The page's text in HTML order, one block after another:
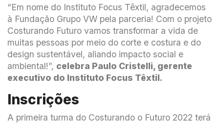
“Em nome do Instituto Focus Têxtil, agradecemos
à Fundação Grupo VW pela parceria! Com o projeto
Costurando Futuro vamos transformar a vida de
muitas pessoas por meio do corte e costura e do
design sustentável, aliando impacto social e
ambiental!”, celebra Paulo Cristelli, gerente
executivo do Instituto Focus Têxtil.
Inscrições
A primeira turma do Costurando o Futuro 2022 terá